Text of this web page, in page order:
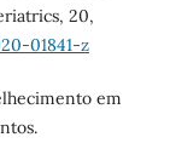
20,
01841-z
em